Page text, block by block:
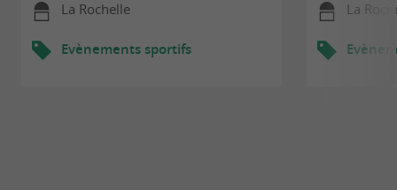
La Rochelle
Evènements sportifs
La